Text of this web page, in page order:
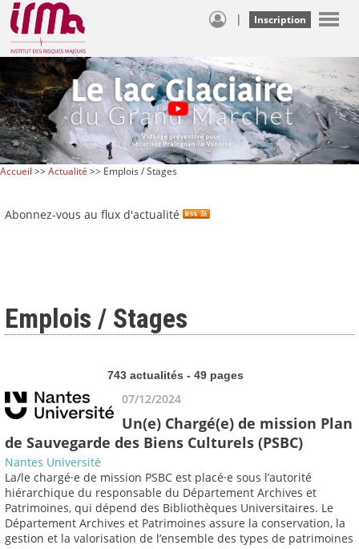
| Inscription
Accueil >>Actualité >> Emplois / Stages
Abonnez-vous au flux d'actualité
Emplois / Stages
743 actualités - 49 pages
07/12/2024
Un(e) Chargé(e) de mission Plan
de Sauvegarde des Biens Culturels (PSBC)
Nantes Université
La/le chargé·e de mission PSBC est placé·e sous l’autorité
hiérarchique du responsable du Département Archives et
Patrimoines, qui dépend des Bibliothèques Universitaires. Le
Département Archives et Patrimoines assure la conservation, la
gestion et la valorisation de l’ensemble des types de patrimoines